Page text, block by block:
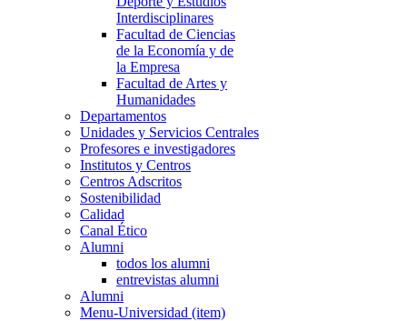
Interdisciplinares
Facultad de Ciencias
de la Economía y de
la Empresa
Facultad de Artes y
Humanidades
Departamentos
Unidades y Servicios Centrales
Profesores e investigadores
Institutos y Centros
Centros Adscritos
Sostenibilidad
Calidad
Canal Ético
Alumni
todos los alumni
entrevistas alumni
Alumni
Menu-Universidad (item)